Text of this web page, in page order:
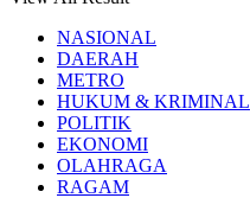
NASIONAL
DAERAH
METRO
HUKUM & KRIMINAL
POLITIK
EKONOMI
OLAHRAGA
RAGAM